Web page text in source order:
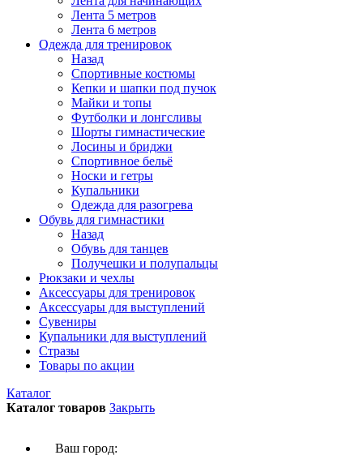
Лента 5 метров
Лента 6 метров
Одежда для тренировок
Назад
Спортивные костюмы
Кепки и шапки под пучок
Майки и топы
Футболки и лонгсливы
Шорты гимнастические
Лосины и бриджи
Спортивное бельё
Носки и гетры
Купальники
Одежда для разогрева
Обувь для гимнастики
Назад
Обувь для танцев
Получешки и полупальцы
Рюкзаки и чехлы
Аксессуары для тренировок
Аксессуары для выступлений
Сувениры
Купальники для выступлений
Стразы
Товары по акции
Каталог
Каталог товаров Закрыть
Ваш город: